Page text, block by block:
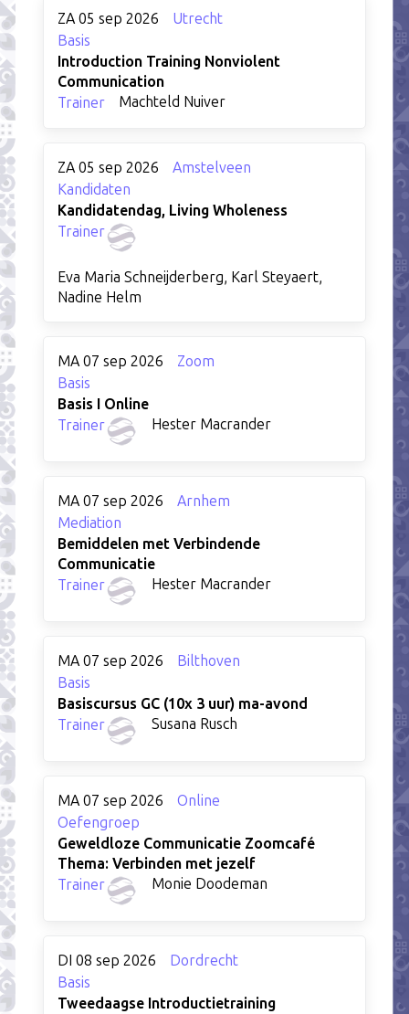
ZA 05 sep 2026
Utrecht
Basis
Introduction Training Nonviolent
Communication
Trainer
Machteld Nuiver
ZA 05 sep 2026
Amstelveen
Kandidaten
Kandidatendag, Living Wholeness
Trainer
Eva Maria Schneijderberg, Karl Steyaert,
Nadine Helm
MA 07 sep 2026
Zoom
Basis
Basis I Online
Trainer
Hester Macrander
MA 07 sep 2026
Arnhem
Mediation
Bemiddelen met Verbindende
Communicatie
Trainer
Hester Macrander
MA 07 sep 2026
Bilthoven
Basis
Basiscursus GC (10x 3 uur) ma-avond
Trainer
Susana Rusch
MA 07 sep 2026
Online
Oefengroep
Geweldloze Communicatie Zoomcafé
Thema: Verbinden met jezelf
Trainer
Monie Doodeman
DI 08 sep 2026
Dordrecht
Basis
Tweedaagse Introductietraining